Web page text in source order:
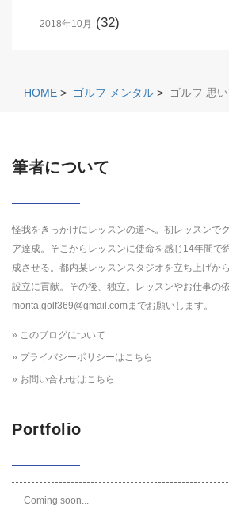
2018年10月 (32)
HOME > ゴルフ メンタル > ゴルフ 思
筆者について
怪我をきっかけにレッスンの道へ。初レッスンで
ア達成。そこからレッスンに使命を感じ14年間で
成させる。都内某レッスンスタジオを立ち上げか
設立に貢献。その後、独立。レッスンやお仕事の
morita.golf369@gmail.comまでお願いします。
» このブログについて
» プライバシーポリシーはこちら
» お問い合わせはこちら
Portfolio
Coming soon...